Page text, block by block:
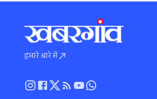
हमारे बारे में